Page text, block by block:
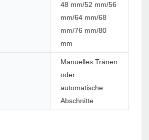
48 mm/52 mm/56
mm/64 mm/68
mm/76 mm/80
mm
Manuelles Tränen
oder
automatische
Abschnitte